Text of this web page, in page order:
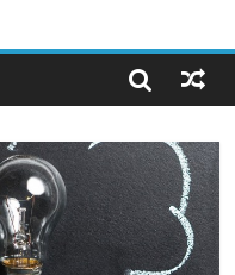
замороженные